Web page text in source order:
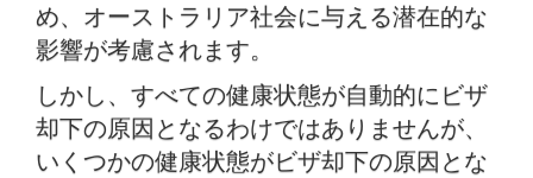
め、オーストラリア社会に与える潜在的な
影響が考慮されます。
しかし、すべての健康状態が自動的にビザ
却下の原因となるわけではありませんが、
いくつかの健康状態がビザ却下の原因とな